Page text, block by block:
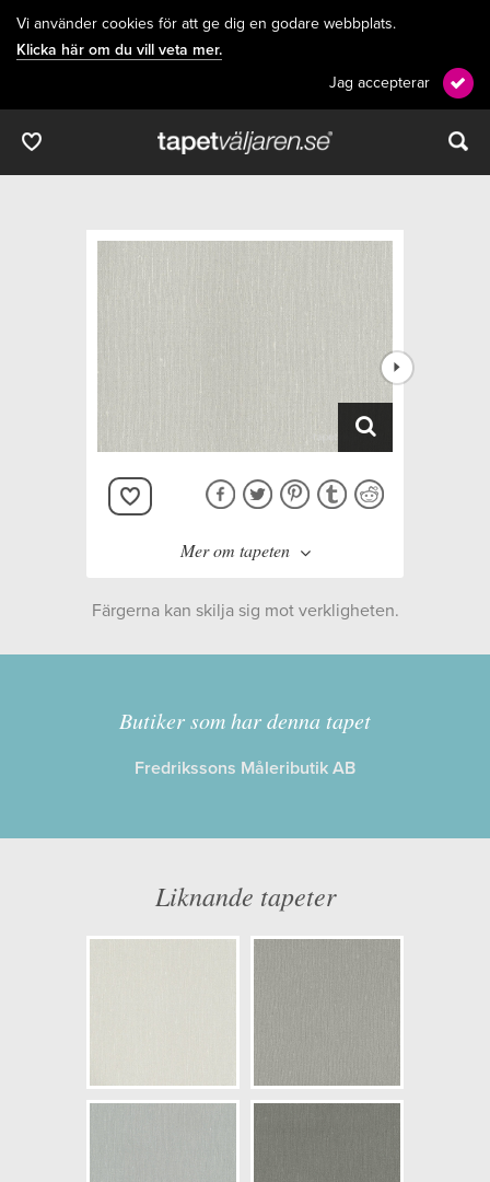
Vi använder cookies för att ge dig en godare webbplats.
Klicka här om du vill veta mer.
Jag accepterar
Mer om tapeten
Kollektion:
Linen
Information
Längd x Bredd: 10,05 x 0,53
Struktur: Lågstruktur
Färgerna kan skilja sig mot verkligheten.
Butiker som har denna tapet
Fredrikssons Måleributik AB
Liknande tapeter